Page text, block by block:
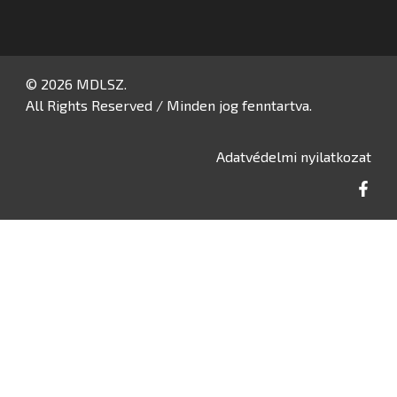
© 2026 MDLSZ.
All Rights Reserved / Minden jog fenntartva.
Adatvédelmi nyilatkozat